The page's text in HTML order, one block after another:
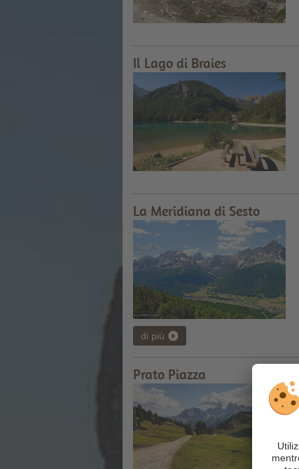
Il Lago di Braies
La Meridiana di Sesto
di più
Prato Piazza